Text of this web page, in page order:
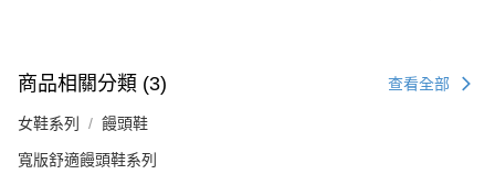
商品相關分類 (3) 查看全部
女鞋系列 饅頭鞋
寬版舒適饅頭鞋系列